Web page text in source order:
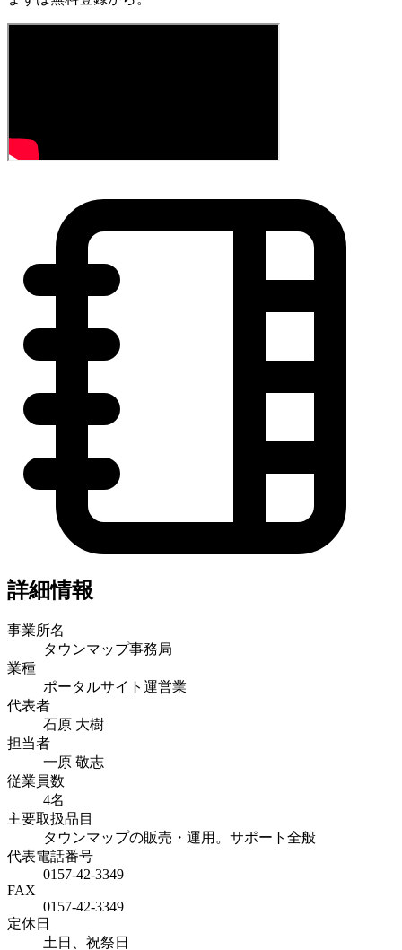
詳細情報
事業所名
タウンマップ事務局
業種
ポータルサイト運営業
代表者
石原 大樹
担当者
一原 敬志
従業員数
4名
主要取扱品目
タウンマップの販売・運用。サポート全般
代表電話番号
0157-42-3349
FAX
0157-42-3349
定休日
土日、祝祭日